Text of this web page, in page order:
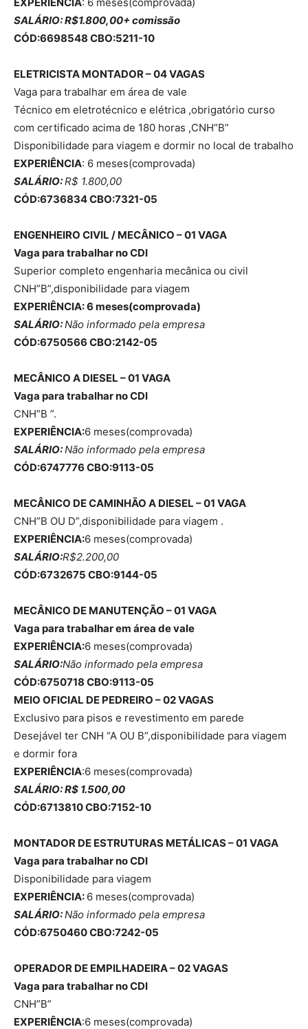
SALÁRIO: R$1.800,00+ comissão
CÓD:6698548 CBO:5211-10
ELETRICISTA MONTADOR – 04 VAGAS
Vaga para trabalhar em área de vale
Técnico em eletrotécnico e elétrica ,obrigatório curso
com certificado acima de 180 horas ,CNH”B”
Disponibilidade para viagem e dormir no local de trabalho
EXPERIÊNCIA: 6 meses(comprovada)
SALÁRIO:R$ 1.800,00
CÓD:6736834 CBO:7321-05
ENGENHEIRO CIVIL / MECÂNICO – 01 VAGA
Vaga para trabalhar no CDI
Superior completo engenharia mecânica ou civil
CNH”B”,disponibilidade para viagem
EXPERIÊNCIA: 6 meses(comprovada)
SALÁRIO:Não informado pela empresa
CÓD:6750566 CBO:2142-05
MECÂNICO A DIESEL – 01 VAGA
Vaga para trabalhar no CDI
CNH”B ”.
EXPERIÊNCIA:6 meses(comprovada)
SALÁRIO:Não informado pela empresa
CÓD:6747776 CBO:9113-05
MECÂNICO DE CAMINHÃO A DIESEL – 01 VAGA
CNH”B OU D”,disponibilidade para viagem .
EXPERIÊNCIA:6 meses(comprovada)
SALÁRIO:R$2.200,00
CÓD:6732675 CBO:9144-05
MECÂNICO DE MANUTENÇÃO – 01 VAGA
Vaga para trabalhar em área de vale
EXPERIÊNCIA:6 meses(comprovada)
SALÁRIO:Não informado pela empresa
CÓD:6750718 CBO:9113-05
MEIO OFICIAL DE PEDREIRO – 02 VAGAS
Exclusivo para pisos e revestimento em parede
Desejável ter CNH “A OU B”,disponibilidade para viagem
e dormir fora
EXPERIÊNCIA:6 meses(comprovada)
SALÁRIO: R$ 1.500,00
CÓD:6713810 CBO:7152-10
MONTADOR DE ESTRUTURAS METÁLICAS – 01 VAGA
Vaga para trabalhar no CDI
Disponibilidade para viagem
EXPERIÊNCIA: 6 meses(comprovada)
SALÁRIO:Não informado pela empresa
CÓD:6750460 CBO:7242-05
OPERADOR DE EMPILHADEIRA – 02 VAGAS
Vaga para trabalhar no CDI
CNH”B”
EXPERIÊNCIA:6 meses(comprovada)